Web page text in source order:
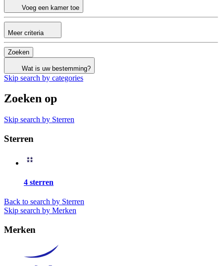
Voeg een kamer toe
Meer criteria
Zoeken
Wat is uw bestemming?
Skip search by categories
Zoeken op
Skip search by Sterren
Sterren
4 sterren
Back to search by Sterren
Skip search by Merken
Merken